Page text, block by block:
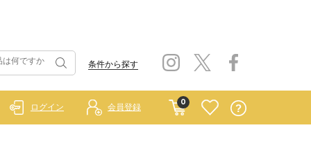
条件から探す
0
ログイン 会員登録